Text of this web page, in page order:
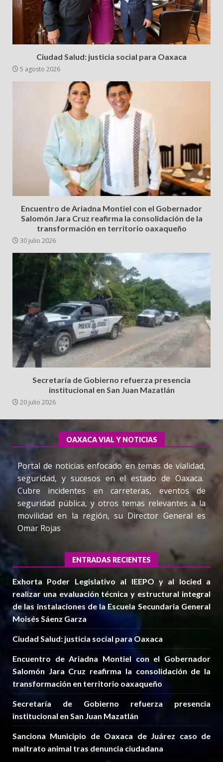
Ciudad Salud: justicia social para Oaxaca
5 agosto 2026
Encuentro de Ariadna Montiel con el Gobernador
Salomón Jara Cruz reafirma la consolidación de la
transformación en territorio oaxaqueño
30 julio 2026
Secretaría de Gobierno refuerza presencia
institucional en San Juan Mazatlán
20 julio 2026
OAXACA VIAL Y NOTICIAS
Portal de noticias enfocado en temas de vialidad,
seguridad, y sucesos en el estado de Oaxaca.
Cubre incidentes en carreteras, eventos de
seguridad pública, y otros temas relevantes a la
movilidad en la región, su Director General es
Omar Rojas
ENTRADAS RECIENTES
Exhorta Poder Legislativo al IEEPO y al Iocied a
realizar una evaluación técnica y estructural integral
de las instalaciones de la Escuela Secundaria General
Moisés Sáenz Garza
Ciudad Salud: justicia social para Oaxaca
Encuentro de Ariadna Montiel con el Gobernador
Salomón Jara Cruz reafirma la consolidación de la
transformación en territorio oaxaqueño
Secretaría de Gobierno refuerza presencia
institucional en San Juan Mazatlán
Sanciona Municipio de Oaxaca de Juárez caso de
maltrato animal tras denuncia ciudadana